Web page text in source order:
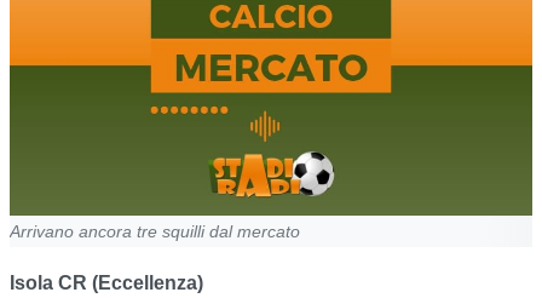
Arrivano ancora tre squilli dal mercato
Isola CR (Eccellenza)